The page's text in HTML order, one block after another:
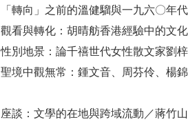
「轉向」之前的溫健騮與一九六〇年
觀看與轉化：胡晴舫香港經驗中的文
性別地景：論千禧世代女性散文家劉
聖境中觀無常：鍾文音、周芬伶、楊
座談：文學的在地與跨域流動／蔣竹